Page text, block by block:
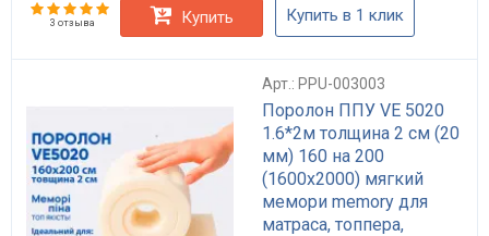
3 отзыва Купить Купить в 1 клик
Арт.: PPU-003003
Поролон ППУ VE 5020
1.6*2м толщина 2 см (20
мм) 160 на 200
(1600х2000) мягкий
мемори memory для
матраса, топпера,